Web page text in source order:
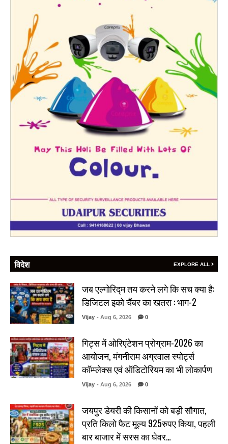
विदेश EXPLORE ALL
जब एल्गोरिद्म तय करने लगे कि सच क्या है:
डिजिटल इको चैंबर का खतरा : भाग-2
Vijay - Aug 6, 2026 0
गिट्स में ओरिएंटेशन प्रोग्राम-2026 का
आयोजन, मंगनीराम अग्रवाल स्पोर्ट्स
कॉम्प्लेक्स एवं ऑडिटोरियम का भी लोकार्पण
Vijay - Aug 6, 2026 0
जयपुर डेयरी की किसानों को बड़ी सौगात,
प्रति किलो फैट मूल्य 925रुपए किया, पहली
बार बाजार में सरस का घेवर…